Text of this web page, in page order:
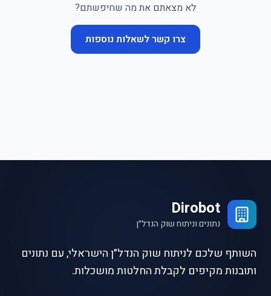
לא מצאתם את מה שחיפשתם?
צרו קשר לשאלות נוספות
Dirobot
נתונים וניתוח שוק הנדל״ן
השותף שלכם לניתוח שוק הנדל״ן הישראלי, עם נתונים
ותובנות מקיפים לקבלת החלטות מושכלות.